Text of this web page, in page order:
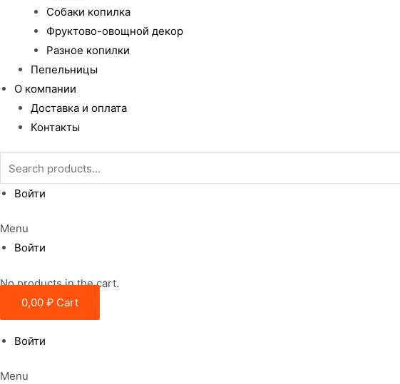
Собаки копилка
Фруктово-овощной декор
Разное копилки
Пепельницы
О компании
Доставка и оплата
Контакты
Search
for:
Войти
Menu
Войти
No products in the cart.
0,00 ₽ Cart
Войти
Menu